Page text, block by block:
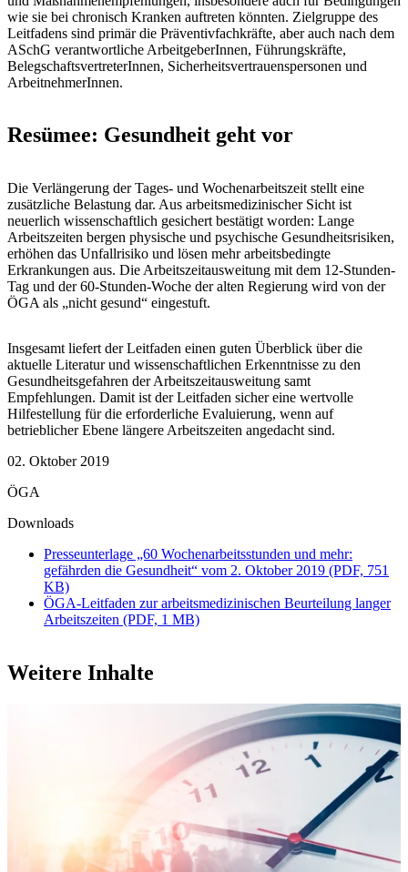
wie sie bei chronisch Kranken auftreten könnten. Zielgruppe des
Leitfadens sind primär die Präventivfachkräfte, aber auch nach dem
ASchG verantwortliche ArbeitgeberInnen, Führungskräfte,
BelegschaftsvertreterInnen, Sicherheitsvertrauenspersonen und
ArbeitnehmerInnen.
Resümee: Gesundheit geht vor
Die Verlängerung der Tages- und Wochenarbeitszeit stellt eine
zusätzliche Belastung dar. Aus arbeitsmedizinischer Sicht ist
neuerlich wissenschaftlich gesichert bestätigt worden: Lange
Arbeitszeiten bergen physische und psychische Gesundheitsrisiken,
erhöhen das Unfallrisiko und lösen mehr arbeitsbedingte
Erkrankungen aus. Die Arbeitszeitausweitung mit dem 12-Stunden-
Tag und der 60-Stunden-Woche der alten Regierung wird von der
ÖGA als „nicht gesund“ eingestuft.
Insgesamt liefert der Leitfaden einen guten Überblick über die
aktuelle Literatur und wissenschaftlichen Erkenntnisse zu den
Gesundheitsgefahren der Arbeitszeitausweitung samt
Empfehlungen. Damit ist der Leitfaden sicher eine wertvolle
Hilfestellung für die erforderliche Evaluierung, wenn auf
betrieblicher Ebene längere Arbeitszeiten angedacht sind.
02. Oktober 2019
ÖGA
Downloads
Presseunterlage „60 Wochenarbeitsstunden und mehr:
gefährden die Gesundheit“ vom 2. Oktober 2019 (PDF, 751
KB)
ÖGA-Leitfaden zur arbeitsmedizinischen Beurteilung langer
Arbeitszeiten (PDF, 1 MB)
Weitere Inhalte